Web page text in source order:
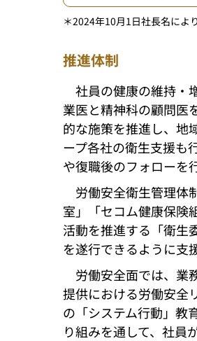
＊2024年10月1日社長名によ
推進体制
社員の健康の維持・
業医と精神科の顧問医
的な施策を推進し、地
ープ各社の衛生支援も
や復職後のフォローを
労働安全衛生管理体
室」「セコム健康保険
活動を推進する「衛生
を遂行できるように支
労働安全面では、業
提供における労働安全
の「システム行動」教
り組みを通して、社員